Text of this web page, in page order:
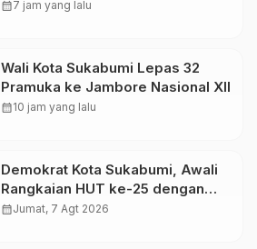
Kebahagiaan Lewat Tiga Ekor
calendar_month7 jam yang lalu
Wali Kota Sukabumi Lepas 32
Pramuka ke Jambore Nasional XII
calendar_month10 jam yang lalu
Demokrat Kota Sukabumi, Awali
Rangkaian HUT ke-25 dengan
Aksi Bersih Masjid Agung dan
calendar_monthJumat, 7 Agt 2026